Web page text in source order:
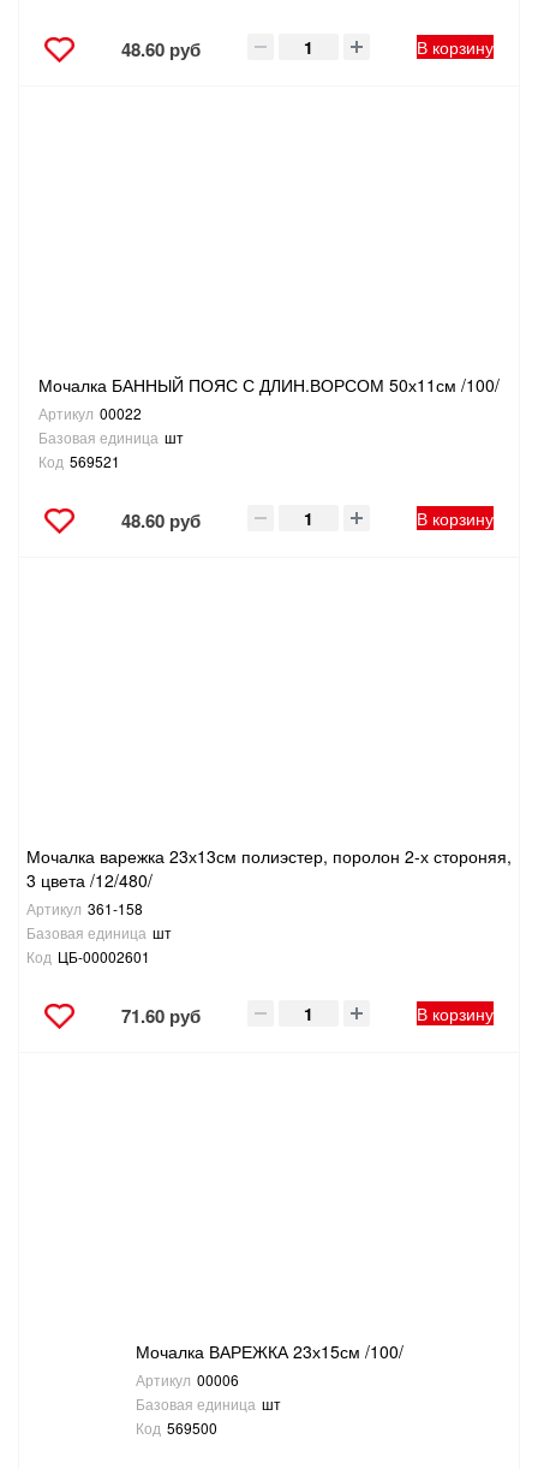
48.60 руб В корзину
Мочалка БАННЫЙ ПОЯС С ДЛИН.ВОРСОМ 50х11см /100/
Артикул 00022
Базовая единица шт
Код 569521
48.60 руб В корзину
Мочалка варежка 23х13см полиэстер, поролон 2-х стороняя,
3 цвета /12/480/
Артикул 361-158
Базовая единица шт
Код ЦБ-00002601
71.60 руб В корзину
Мочалка ВАРЕЖКА 23х15см /100/
Артикул 00006
Базовая единица шт
Код 569500